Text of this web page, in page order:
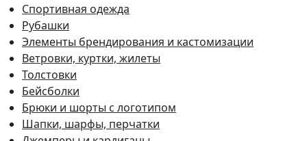
Спортивная одежда
Рубашки
Элементы брендирования и кастомизации
Ветровки, куртки, жилеты
Толстовки
Бейсболки
Брюки и шорты с логотипом
Шапки, шарфы, перчатки